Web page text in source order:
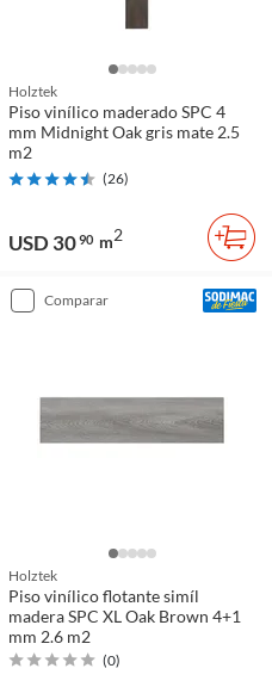
Holztek
Piso vinílico maderado SPC 4
mm Midnight Oak gris mate 2.5
m2
(26)
USD 3090 m2
comparar
Holztek
Piso vinílico flotante simíl
madera SPC XL Oak Brown 4+1
mm 2.6 m2
(0)